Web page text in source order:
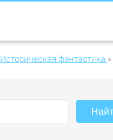
Историческая фантастика »